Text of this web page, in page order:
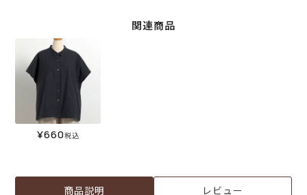
関連商品
¥660税込
商品説明 レビュー